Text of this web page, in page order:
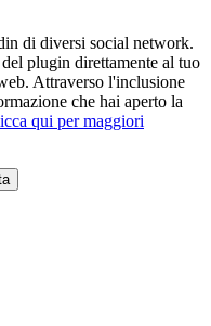
di diversi social network.
plugin direttamente al tuo
Attraverso l'inclusione
che hai aperto la
qui per maggiori